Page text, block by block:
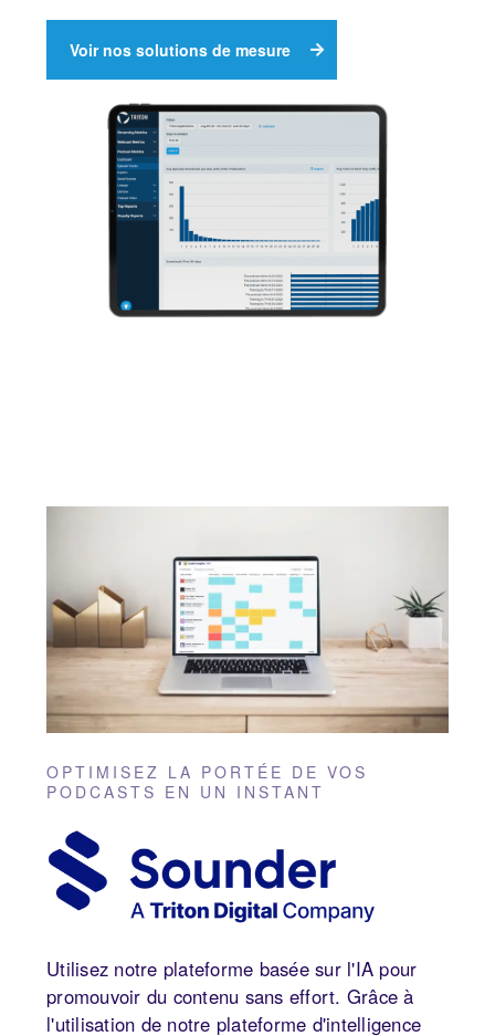
Voir nos solutions de mesure
OPTIMISEZ LA PORTÉE DE VOS
PODCASTS EN UN INSTANT
Utilisez notre plateforme basée sur l'IA pour
promouvoir du contenu sans effort. Grâce à
l'utilisation de notre plateforme d'intelligence